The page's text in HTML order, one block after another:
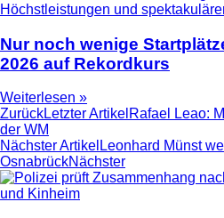
Nur noch wenige
2026 auf Rekordkurs
Weiterlesen »
ZurückLetzter Artikel Rafael Leao:
der WM
Nächster Artikel Leonhard Münst
OsnabrückNächster